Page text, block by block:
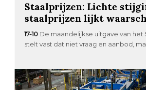
Staalprijzen: Lichte
staalprijzen lijkt
17-10 De maandelijkse uitgave van het
stelt vast dat niet vraag en aanbod,